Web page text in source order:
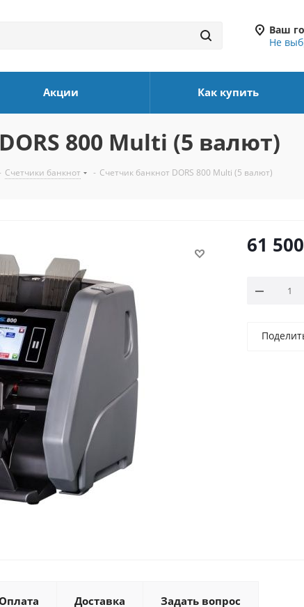
Ваш
Не
Акции Как купить
800 Multi (5 валют)
Счетчики банкнот - Счетчик банкнот DORS 800 Multi (5 валют)
61 500
Доставка Задать вопрос